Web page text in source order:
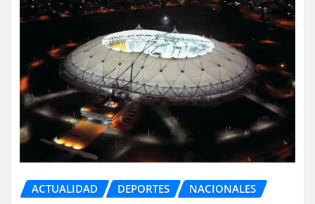
ACTUALIDAD DEPORTES NACIONALES